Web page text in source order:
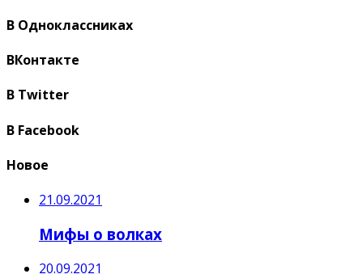
В Одноклассниках
ВКонтакте
В Twitter
В Facebook
Новое
21.09.2021
Мифы о волках
20.09.2021